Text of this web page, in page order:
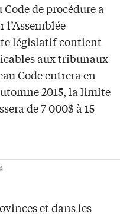
de procédure a
législatif contient
aux tribunaux
Code entrera en
2015, la limite
de 7 000$ à 15
et dans les